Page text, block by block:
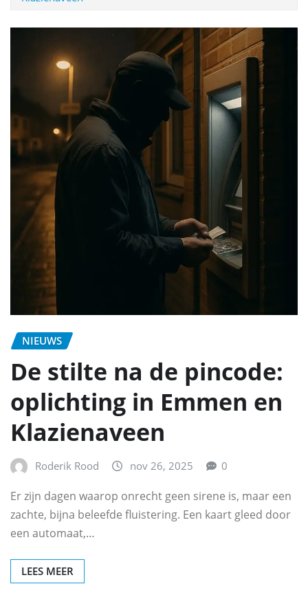
NIEUWS
De stilte na de pincode:
oplichting in Emmen en
Klazienaveen
Roderik Rood nov 26, 2025 0
Er zijn dagen waarop onrecht geen sirene is, maar een
zachte, bijna beleefde fluistering. Een kaart gleed door
een automaat,…
LEES MEER